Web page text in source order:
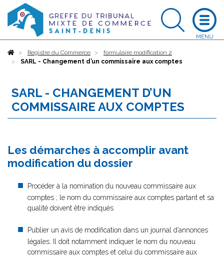
AccueilRegistre du Commerce
formulaire modification 2
SARL - Changement d’un commissaire aux comptes
SARL - CHANGEMENT D’UN
COMMISSAIRE AUX COMPTES
Les démarches à accomplir avant
modification du dossier
Procéder à la nomination du nouveau commissaire aux
comptes ; le nom du commissaire aux comptes partant et sa
qualité doivent être indiqués
Publier un avis de modification dans un journal d’annonces
légales. Il doit notamment indiquer le nom du nouveau
commissaire aux comptes et celui du commissaire aux